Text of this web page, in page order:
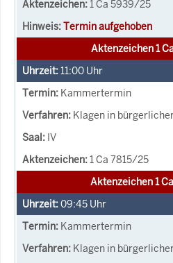
1 Ca 5939/25
Termin aufgehoben
Aktenzeichen 1
11:00 Uhr
Kammertermin
Klagen in
IV
1 Ca 7815/25
Aktenzeichen 1
09:45 Uhr
Kammertermin
Klagen in